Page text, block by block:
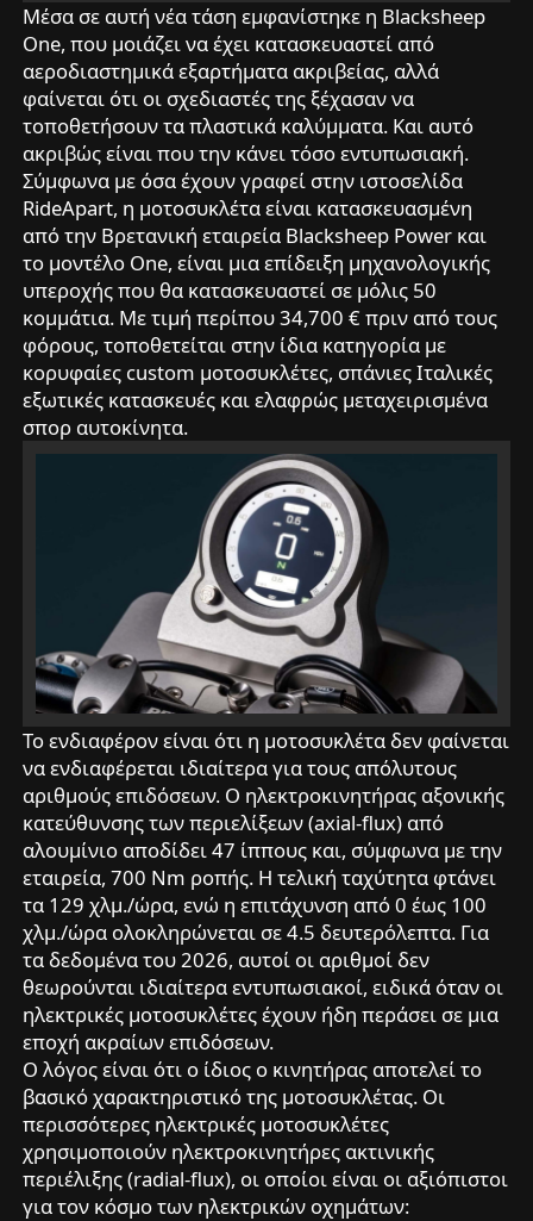
Μέσα σε αυτή νέα τάση εμφανίστηκε η Blacksheep
One, που μοιάζει να έχει κατασκευαστεί από
αεροδιαστημικά εξαρτήματα ακριβείας, αλλά
φαίνεται ότι οι σχεδιαστές της ξέχασαν να
τοποθετήσουν τα πλαστικά καλύμματα. Και αυτό
ακριβώς είναι που την κάνει τόσο εντυπωσιακή.
Σύμφωνα με όσα έχουν γραφεί στην ιστοσελίδα
RideApart, η μοτοσυκλέτα είναι κατασκευασμένη
από την Βρετανική εταιρεία Blacksheep Power και
το μοντέλο One, είναι μια επίδειξη μηχανολογικής
υπεροχής που θα κατασκευαστεί σε μόλις 50
κομμάτια. Με τιμή περίπου 34,700 € πριν από τους
φόρους, τοποθετείται στην ίδια κατηγορία με
κορυφαίες custom μοτοσυκλέτες, σπάνιες Ιταλικές
εξωτικές κατασκευές και ελαφρώς μεταχειρισμένα
σπορ αυτοκίνητα.
Το ενδιαφέρον είναι ότι η μοτοσυκλέτα δεν φαίνεται
να ενδιαφέρεται ιδιαίτερα για τους απόλυτους
αριθμούς επιδόσεων. Ο ηλεκτροκινητήρας αξονικής
κατεύθυνσης των περιελίξεων (axial-flux) από
αλουμίνιο αποδίδει 47 ίππους και, σύμφωνα με την
εταιρεία, 700 Nm ροπής. Η τελική ταχύτητα φτάνει
τα 129 χλμ./ώρα, ενώ η επιτάχυνση από 0 έως 100
χλμ./ώρα ολοκληρώνεται σε 4.5 δευτερόλεπτα. Για
τα δεδομένα του 2026, αυτοί οι αριθμοί δεν
θεωρούνται ιδιαίτερα εντυπωσιακοί, ειδικά όταν οι
ηλεκτρικές μοτοσυκλέτες έχουν ήδη περάσει σε μια
εποχή ακραίων επιδόσεων.
Ο λόγος είναι ότι ο ίδιος ο κινητήρας αποτελεί το
βασικό χαρακτηριστικό της μοτοσυκλέτας. Οι
περισσότερες ηλεκτρικές μοτοσυκλέτες
χρησιμοποιούν ηλεκτροκινητήρες ακτινικής
περιέλιξης (radial-flux), οι οποίοι είναι οι αξιόπιστοι
για τον κόσμο των ηλεκτρικών οχημάτων: